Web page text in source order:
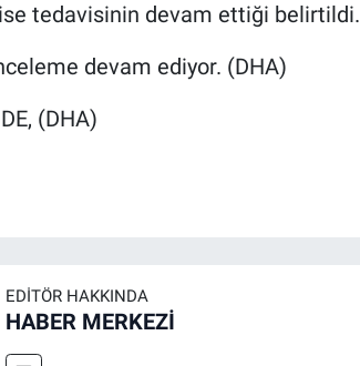
tedavisinin devam ettiği belirtildi.
devam ediyor. (DHA)
(DHA)
EDITÖR HAKKINDA
HABER MERKEZİ